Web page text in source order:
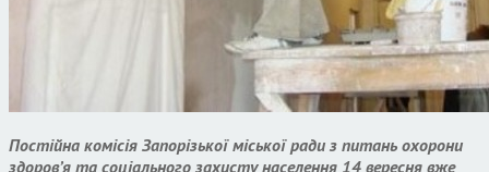
Постійна комісія Запорізької міської ради з питань охорони
здоров’я та соціального захисту населення 14 вересня вже